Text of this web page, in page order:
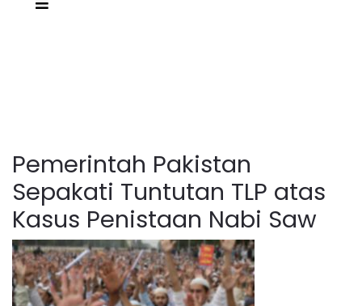
Pemerintah Pakistan
Sepakati Tuntutan TLP atas
Kasus Penistaan Nabi Saw